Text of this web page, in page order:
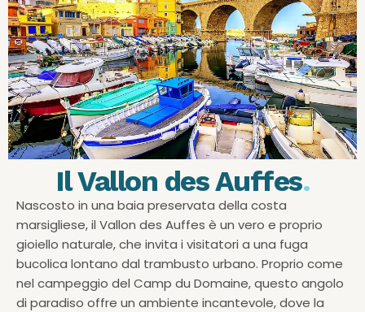
Il Vallon des Auffes.
Nascosto in una baia preservata della costa
marsigliese, il Vallon des Auffes è un vero e proprio
gioiello naturale, che invita i visitatori a una fuga
bucolica lontano dal trambusto urbano. Proprio come
nel campeggio del Camp du Domaine, questo angolo
di paradiso offre un ambiente incantevole, dove la